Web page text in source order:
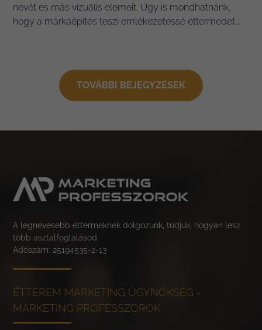
nevét és más vizuális elemeit. Úgy is mondhatnánk,
hogy a márkaépítés teszi emlékezetessé éttermedet...
TOVÁBBI BEJEGYZÉSEK
A legnevesebb éttermeknek dolgozunk, tudjuk, hogyan lesz
több asztalfoglalásod.
Adószám: 25194535-2-13
ÉTTEREM MARKETING ÜGYNÖKSÉG -
MARKETING PROFESSZOROK